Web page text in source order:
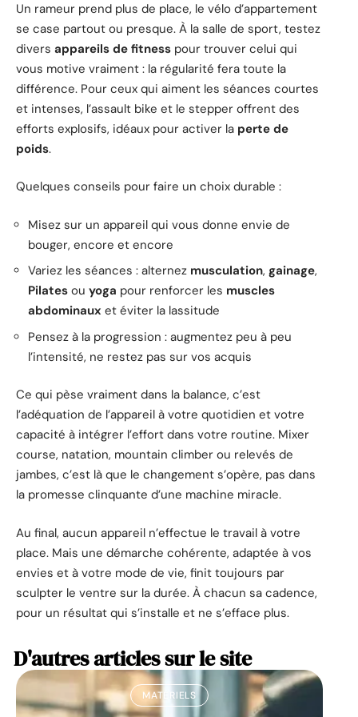
Un rameur prend plus de place, le vélo d’appartement
se case partout ou presque. À la salle de sport, testez
divers appareils de fitness pour trouver celui qui
vous motive vraiment : la régularité fera toute la
différence. Pour ceux qui aiment les séances courtes
et intenses, l’assault bike et le stepper offrent des
efforts explosifs, idéaux pour activer la perte de
poids.
Quelques conseils pour faire un choix durable :
Misez sur un appareil qui vous donne envie de
bouger, encore et encore
Variez les séances : alternez musculation, gainage,
Pilates ou yoga pour renforcer les muscles
abdominaux et éviter la lassitude
Pensez à la progression : augmentez peu à peu
l’intensité, ne restez pas sur vos acquis
Ce qui pèse vraiment dans la balance, c’est
l’adéquation de l’appareil à votre quotidien et votre
capacité à intégrer l’effort dans votre routine. Mixer
course, natation, mountain climber ou relevés de
jambes, c’est là que le changement s’opère, pas dans
la promesse clinquante d’une machine miracle.
Au final, aucun appareil n’effectue le travail à votre
place. Mais une démarche cohérente, adaptée à vos
envies et à votre mode de vie, finit toujours par
sculpter le ventre sur la durée. À chacun sa cadence,
pour un résultat qui s’installe et ne s’efface plus.
D'autres articles sur le site
MATÉRIELS